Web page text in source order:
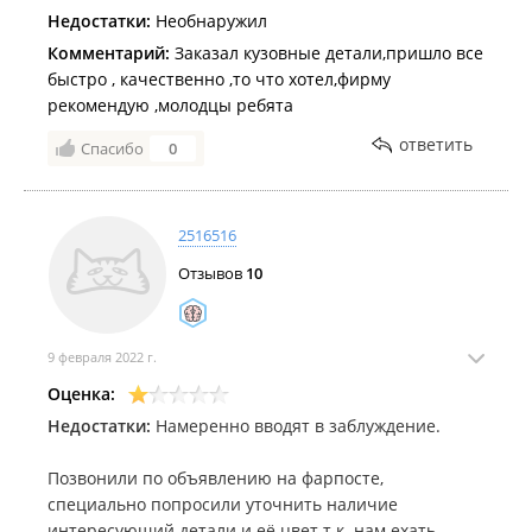
Недостатки: Необнаружил
Комментарий: Заказал кузовные детали,пришло все
быстро , качественно ,то что хотел,фирму
рекомендую ,молодцы ребята
Спасибо 0 ответить
2516516
Отзывов 10
9 февраля 2022 г.
Оценка:
Недостатки: Намеренно вводят в заблуждение.
Позвонили по объявлению на фарпосте,
специально попросили уточнить наличие